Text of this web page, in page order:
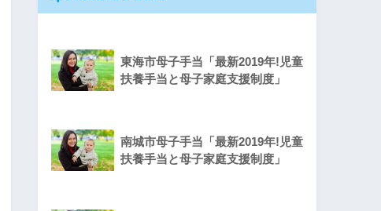
東海市母子手当「最新2019年!児童
扶養手当と母子家庭支援制度」
南城市母子手当「最新2019年!児童
扶養手当と母子家庭支援制度」